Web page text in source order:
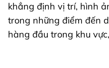
khẳng định vị trí, hình
trong những điểm đến
hàng đầu trong khu